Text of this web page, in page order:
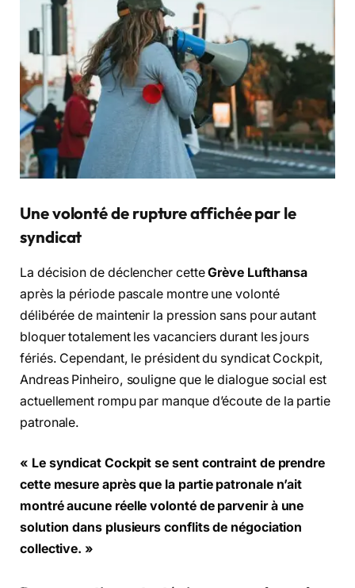
Une volonté de rupture affichée par le
syndicat
La décision de déclencher cetteGrève Lufthansa
après la période pascale montre une volonté
délibérée de maintenir la pression sans pour autant
bloquer totalement les vacanciers durant les jours
fériés. Cependant, le président du syndicat Cockpit,
Andreas Pinheiro, souligne que le dialogue social est
actuellement rompu par manque d’écoute de la partie
patronale.
« Le syndicat Cockpit se sent contraint de prendre
cette mesure après que la partie patronale n’ait
montré aucune réelle volonté de parvenir à une
solution dans plusieurs conflits de négociation
collective. »